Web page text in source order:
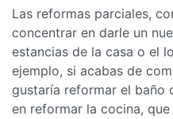
Las reformas parciales,
concentrar en darle un
estancias de la casa o el
ejemplo, si acabas de
gustaría reformar el baño
en reformar la cocina,